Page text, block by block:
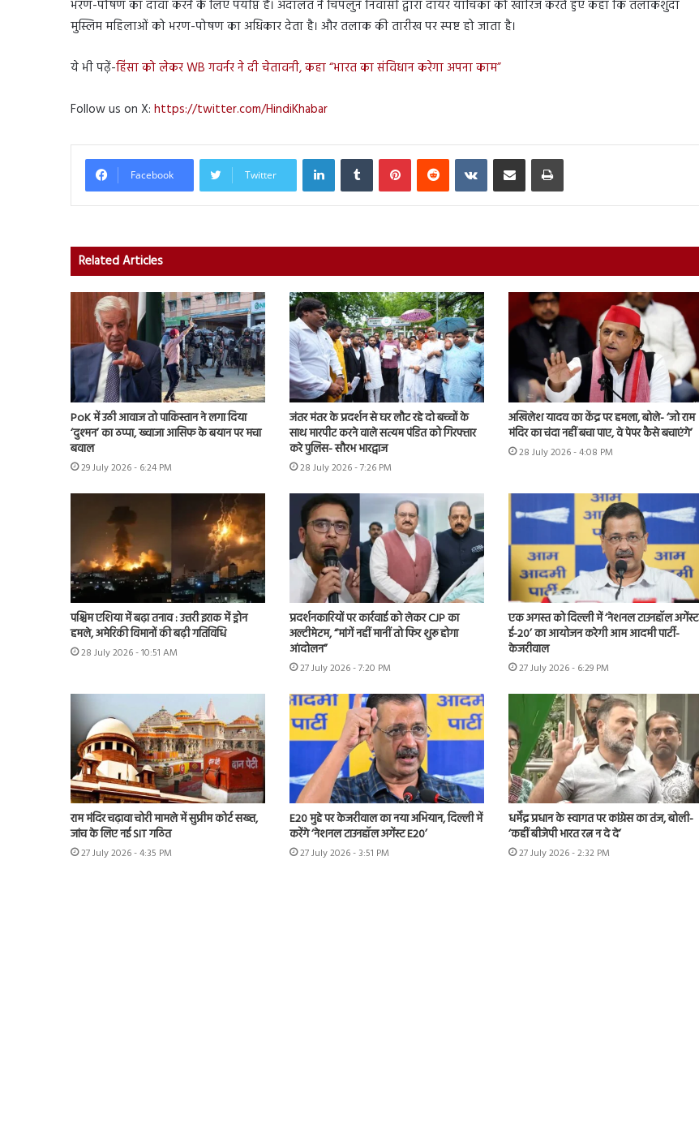
भरण-पोषण का दावा करने के लिए पर्याप्त है। अदालत ने चिपलुन निवासी द्वारा दायर याचिका को खारिज करते हुए कहा कि तलाकशुदा
मुस्लिम महिलाओं को भरण-पोषण का अधिकार देता है। और तलाक की तारीख पर स्पष्ट हो जाता है।
ये भी पढ़ें-हिंसा को लेकर WB गवर्नर ने दी चेतावनी, कहा “भारत का संविधान करेगा अपना काम”
Follow us on X: https://twitter.com/HindiKhabar
Facebook Twitter
LinkedInTumblr PinterestReddit VKontakteShare via Email Print
Related Articles
PoK में उठी आवाज तो पाकिस्तान ने लगा दिया
‘दुश्मन’ का ठप्पा, ख्वाजा आसिफ के बयान पर मचा
बवाल
29 July 2026 - 6:24 PM
जंतर मंतर के प्रदर्शन से घर लौट रहे दो बच्चों के
साथ मारपीट करने वाले सत्यम पंडित को गिरफ्तार
करे पुलिस- सौरभ भारद्वाज
28 July 2026 - 7:26 PM
अखिलेश यादव का केंद्र पर हमला, बोले- ‘जो राम
मंदिर का चंदा नहीं बचा पाए, वे पेपर कैसे बचाएंगे’
28 July 2026 - 4:08 PM
पश्चिम एशिया में बढ़ा तनाव : उत्तरी इराक में ड्रोन
हमले, अमेरिकी विमानों की बढ़ी गतिविधि
28 July 2026 - 10:51 AM
प्रदर्शनकारियों पर कार्रवाई को लेकर CJP का
अल्टीमेटम, “मांगें नहीं मानीं तो फिर शुरू होगा
आंदोलन”
27 July 2026 - 7:20 PM
एक अगस्त को दिल्ली में ‘नेशनल टाउनहॉल अगेंस्ट
ई-20’ का आयोजन करेगी आम आदमी पार्टी-
केजरीवाल
27 July 2026 - 6:29 PM
राम मंदिर चढ़ावा चोरी मामले में सुप्रीम कोर्ट सख्त,
जांच के लिए नई SIT गठित
27 July 2026 - 4:35 PM
E20 मुद्दे पर केजरीवाल का नया अभियान, दिल्ली में
करेंगे ‘नेशनल टाउनहॉल अगेंस्ट E20’
27 July 2026 - 3:51 PM
धर्मेंद्र प्रधान के स्वागत पर कांग्रेस का तंज, बोली-
‘कहीं बीजेपी भारत रत्न न दे दे’
27 July 2026 - 2:32 PM